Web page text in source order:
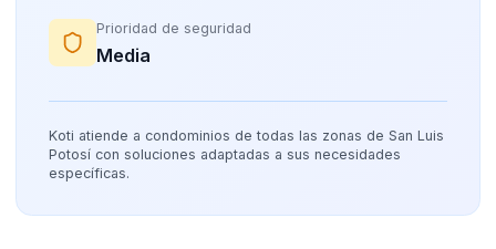
Prioridad de seguridad
Media
Koti atiende a condominios de todas las zonas de San Luis
Potosí con soluciones adaptadas a sus necesidades
específicas.